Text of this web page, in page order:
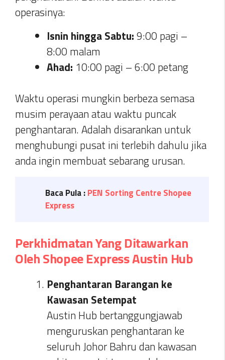
operasinya:
Isnin hingga Sabtu:9:00 pagi –
8:00 malam
Ahad: 10:00 pagi – 6:00 petang
Waktu operasi mungkin berbeza semasa
musim perayaan atau waktu puncak
penghantaran. Adalah disarankan untuk
menghubungi pusat ini terlebih dahulu jika
anda ingin membuat sebarang urusan.
Baca Pula :PEN Sorting Centre Shopee
Express
Perkhidmatan Yang Ditawarkan
Oleh Shopee Express Austin Hub
Penghantaran Barangan ke
Kawasan Setempat
Austin Hub bertanggungjawab
menguruskan penghantaran ke
seluruh Johor Bahru dan kawasan